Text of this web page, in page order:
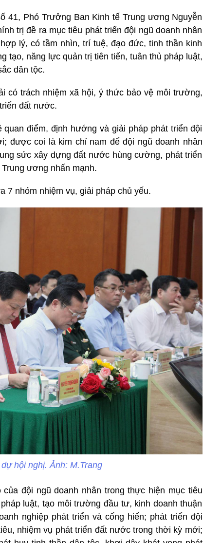
41, Phó Trưởng Ban Kinh tế Trung ương Nguyễn
trị đề ra mục tiêu phát triển đội ngũ doanh nhân
lý, có tầm nhìn, trí tuệ, đạo đức, tinh thần kinh
tạo, năng lực quản trị tiên tiến, tuân thủ pháp luật,
dân tộc.
có trách nhiệm xã hội, ý thức bảo vệ môi trường,
đất nước.
điểm, định hướng và giải pháp phát triển đội
được coi là kim chỉ nam để đội ngũ doanh nhân
sức xây dựng đất nước hùng cường, phát triển
ương nhấn mạnh.
7 nhóm nhiệm vụ, giải pháp chủ yếu.
hội nghị. Ảnh: M.Trang
đội ngũ doanh nhân trong thực hiện mục tiêu
luật, tạo môi trường đầu tư, kinh doanh thuận
nghiệp phát triển và cống hiến; phát triển đội
nhiệm vụ phát triển đất nước trong thời kỳ mới;